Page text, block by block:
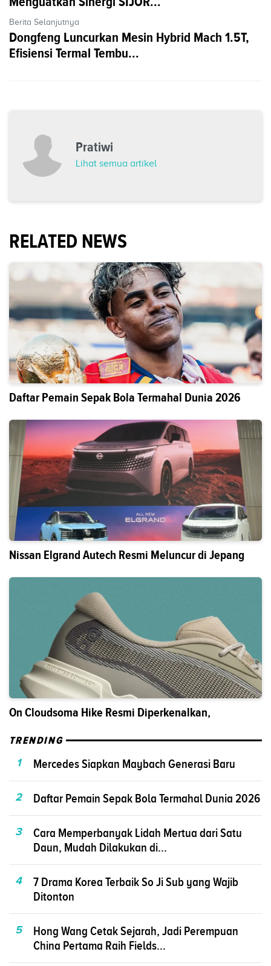
Berita Selanjutnya
Dongfeng Luncurkan Mesin Hybrid Mach 1.5T,
Efisiensi Termal Tembu...
Pratiwi
Lihat semua artikel
RELATED NEWS
Daftar Pemain Sepak Bola Termahal Dunia 2026
Nissan Elgrand Autech Resmi Meluncur di Jepang
On Cloudsoma Hike Resmi Diperkenalkan,
TRENDING
1
Mercedes Siapkan Maybach Generasi Baru
2 Daftar Pemain Sepak Bola Termahal Dunia 2026
3
Cara Memperbanyak Lidah Mertua dari Satu
Daun, Mudah Dilakukan di...
4
7 Drama Korea Terbaik So Ji Sub yang Wajib
Ditonton
5
Hong Wang Cetak Sejarah, Jadi Perempuan
China Pertama Raih Fields...